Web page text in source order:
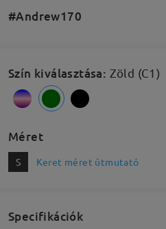
#Andrew170
Szín kiválasztása: Zöld (C1)
Méret
S Keret méret útmutató
Specifikációk